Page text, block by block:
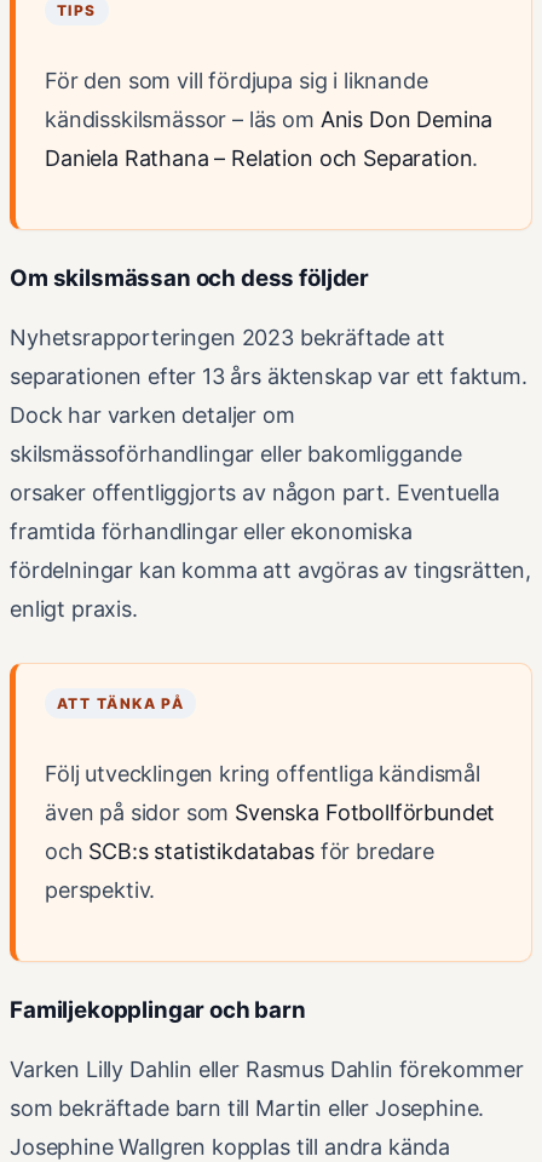
TIPS
För den som vill fördjupa sig i liknande
kändisskilsmässor – läs om Anis Don Demina
Daniela Rathana – Relation och Separation.
Om skilsmässan och dess följder
Nyhetsrapporteringen 2023 bekräftade att
separationen efter 13 års äktenskap var ett faktum.
Dock har varken detaljer om
skilsmässoförhandlingar eller bakomliggande
orsaker offentliggjorts av någon part. Eventuella
framtida förhandlingar eller ekonomiska
fördelningar kan komma att avgöras av tingsrätten,
enligt praxis.
ATT TÄNKA PÅ
Följ utvecklingen kring offentliga kändismål
även på sidor som Svenska Fotbollförbundet
och SCB:s statistikdatabasför bredare
perspektiv.
Familjekopplingar och barn
Varken Lilly Dahlin eller Rasmus Dahlin förekommer
som bekräftade barn till Martin eller Josephine.
Josephine Wallgren kopplas till andra kända